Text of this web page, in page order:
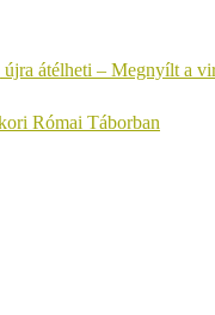
átélheti – Megnyílt a
Római Táborban